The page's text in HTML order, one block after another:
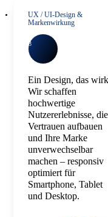
UX / UI-Design &
Markenwirkung
3
Ein Design, das
Wir schaffen
hochwertige
Nutzererlebnisse, die
Vertrauen aufbauen
und Ihre Marke
unverwechselbar
machen – responsiv
optimiert für
Smartphone, Tablet
und Desktop.